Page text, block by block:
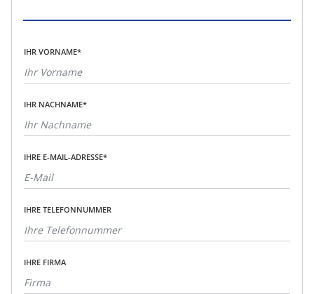
IHR VORNAME*
IHR NACHNAME*
IHRE E-MAIL-ADRESSE*
IHRE TELEFONNUMMER
IHRE FIRMA